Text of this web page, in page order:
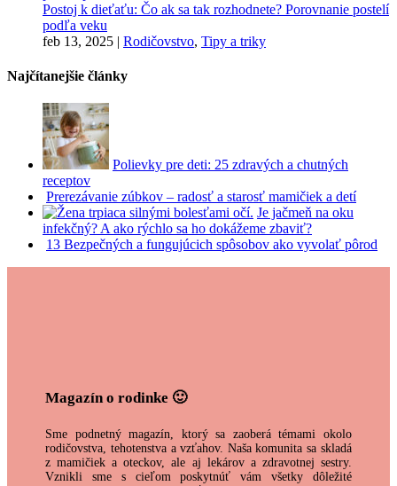
Postoj k dieťaťu: Čo ak sa tak rozhodnete? Porovnanie postelí
podľa veku
feb 13, 2025 | Rodičovstvo, Tipy a triky
Najčítanejšie články
Polievky pre deti: 25 zdravých a chutných
receptov
Prerezávanie zúbkov – radosť a starosť mamičiek a detí
Je jačmeň na oku
infekčný? A ako rýchlo sa ho dokážeme zbaviť?
13 Bezpečných a fungujúcich spôsobov ako vyvolať pôrod
Magazín o rodinke 🙂
Sme podnetný magazín, ktorý sa zaoberá témami okolo
rodičovstva, tehotenstva a vzťahov. Naša komunita sa skladá
z mamičiek a oteckov, ale aj lekárov a zdravotnej sestry.
Vznikli sme s cieľom poskytnúť vám všetky dôležité